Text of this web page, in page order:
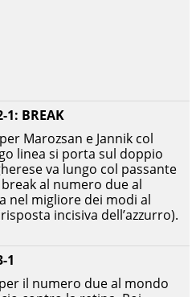
1
il numero due al mondo
BREAK
Marozsan e Jannik col
linea si porta sul doppio
va lungo col passante
al numero due al
nel migliore dei modi al
incisiva dell’azzurro).